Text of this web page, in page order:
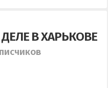
В ХАРЬКОВЕ